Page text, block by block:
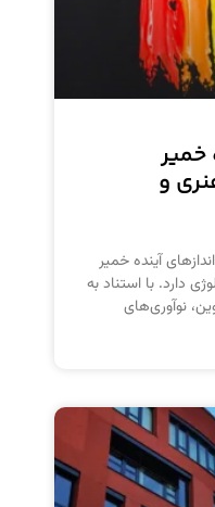
خمیر
و
آینده خمیر
دارد. با استناد به
نوآوری‌های